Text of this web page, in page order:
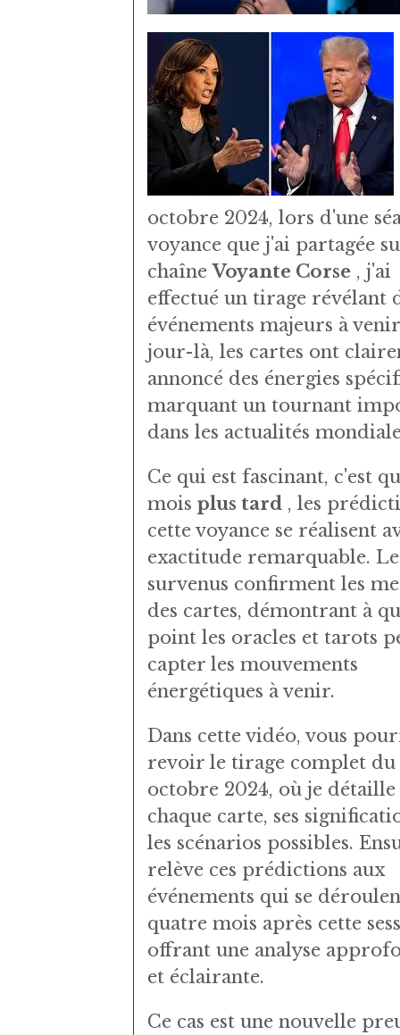
octobre 2024, lors d'une
voyance que j'ai partagée
chaîneVoyante Corse , j'ai
effectué un tirage révélant
événements majeurs à
jour-là, les cartes ont
annoncé des énergies
marquant un tournant
dans les actualités
Ce qui est fascinant, c'est
mois plus tard , les
cette voyance se réalisent
exactitude remarquable.
survenus confirment les
des cartes, démontrant à
point les oracles et tarots
capter les mouvements
énergétiques à venir.
Dans cette vidéo, vous
revoir le tirage complet du
octobre 2024, où je détaille
chaque carte, ses
les scénarios possibles.
relève ces prédictions aux
événements qui se
quatre mois après cette
offrant une analyse
et éclairante.
Ce cas est une nouvelle